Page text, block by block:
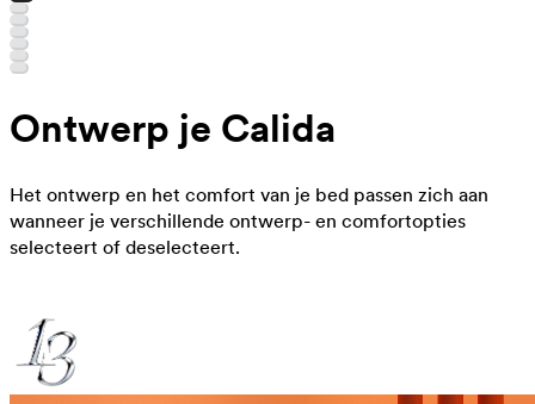
Ontwerp je Calida
Het ontwerp en het comfort van je bed passen zich aan
wanneer je verschillende ontwerp- en comfortopties
selecteert of deselecteert.